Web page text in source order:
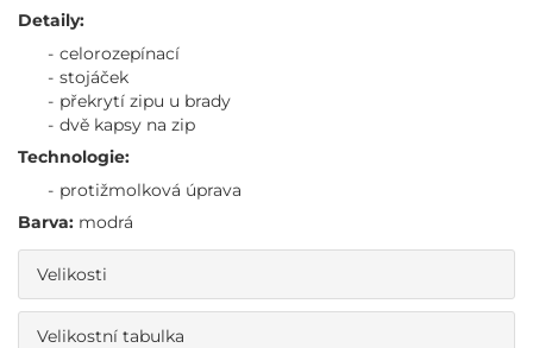
Detaily:
celorozepínací
stojáček
překrytí zipu u brady
dvě kapsy na zip
Technologie:
protižmolková úprava
Barva: modrá
Velikosti
Velikostní tabulka